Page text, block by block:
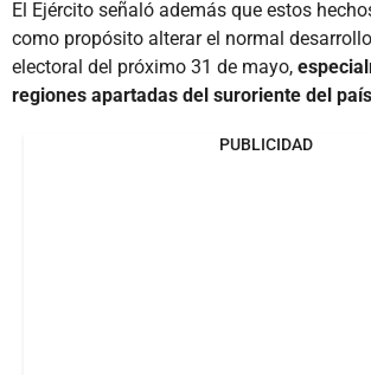
El Ejército señaló además que estos
como propósito alterar el normal
electoral del próximo 31 de mayo,
regiones apartadas del suroriente del
PUBLICIDAD